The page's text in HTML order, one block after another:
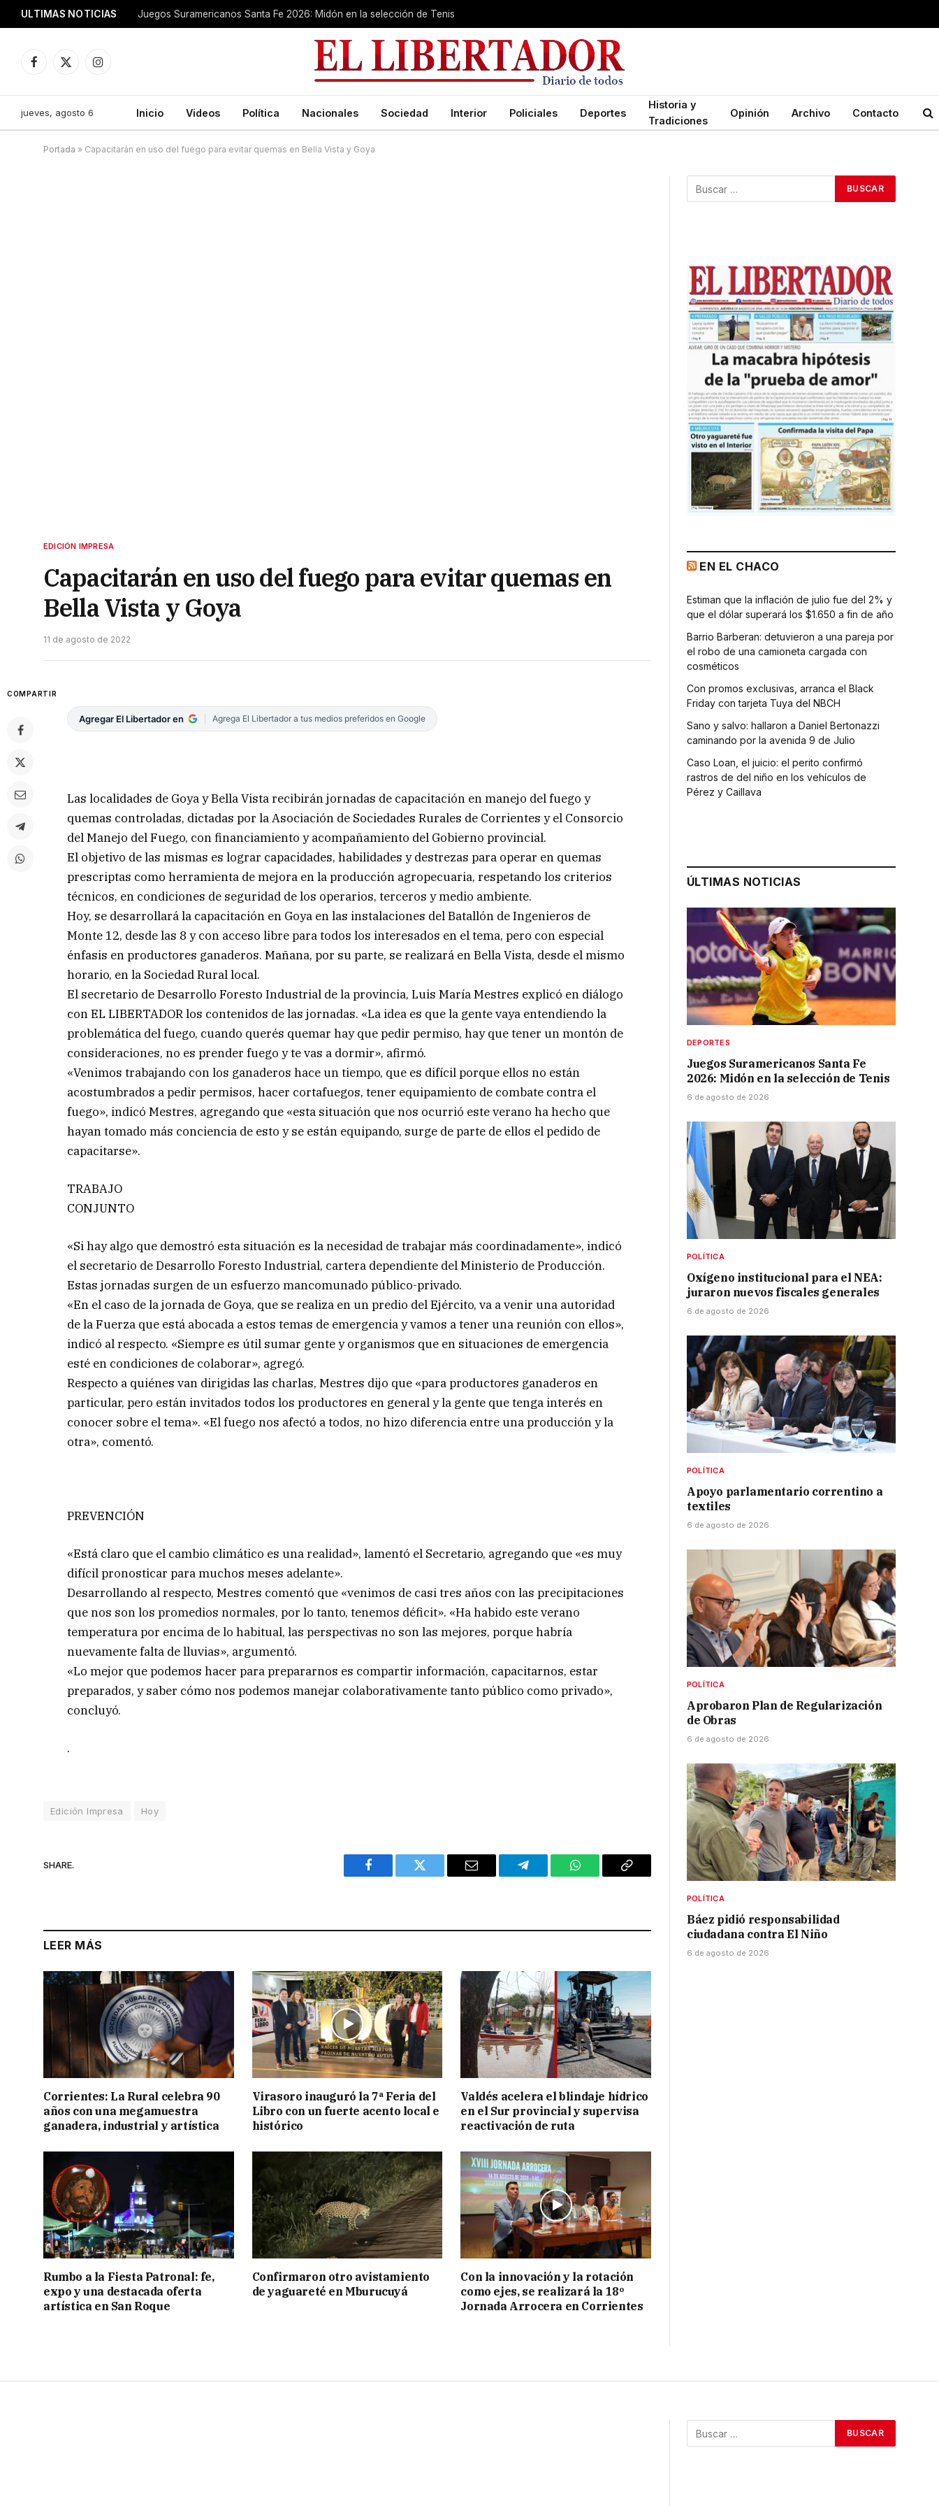
ULTIMAS NOTICIAS Juegos Suramericanos Santa Fe 2026: Midón en la selección de Tenis
Facebook
X
Instagram
jueves, agosto 6 Inicio Videos Política Nacionales Sociedad Interior Policiales Deportes
Historia y
Tradiciones
Opinión Archivo Contacto
Portada » Capacitarán en uso del fuego para evitar quemas en Bella Vista y Goya
EDICIÓN IMPRESA
Capacitarán en uso del fuego para evitar quemas en
Bella Vista y Goya
11 de agosto de 2022
COMPARTIR
Agregar El Libertador en Agrega El Libertador a tus medios preferidos en Google
Las localidades de Goya y Bella Vista recibirán jornadas de capacitación en manejo del fuego y
quemas controladas, dictadas por la Asociación de Sociedades Rurales de Corrientes y el Consorcio
del Manejo del Fuego, con financiamiento y acompañamiento del Gobierno provincial.
El objetivo de las mismas es lograr capacidades, habilidades y destrezas para operar en quemas
prescriptas como herramienta de mejora en la producción agropecuaria, respetando los criterios
técnicos, en condiciones de seguridad de los operarios, terceros y medio ambiente.
Hoy, se desarrollará la capacitación en Goya en las instalaciones del Batallón de Ingenieros de
Monte 12, desde las 8 y con acceso libre para todos los interesados en el tema, pero con especial
énfasis en productores ganaderos. Mañana, por su parte, se realizará en Bella Vista, desde el mismo
horario, en la Sociedad Rural local.
El secretario de Desarrollo Foresto Industrial de la provincia, Luis María Mestres explicó en diálogo
con EL LIBERTADOR los contenidos de las jornadas. «La idea es que la gente vaya entendiendo la
problemática del fuego, cuando querés quemar hay que pedir permiso, hay que tener un montón de
consideraciones, no es prender fuego y te vas a dormir», afirmó.
«Venimos trabajando con los ganaderos hace un tiempo, que es difícil porque ellos no están
acostumbrados a pedir permisos, hacer cortafuegos, tener equipamiento de combate contra el
fuego», indicó Mestres, agregando que «esta situación que nos ocurrió este verano ha hecho que
hayan tomado más conciencia de esto y se están equipando, surge de parte de ellos el pedido de
capacitarse».
TRABAJO
CONJUNTO
«Si hay algo que demostró esta situación es la necesidad de trabajar más coordinadamente», indicó
el secretario de Desarrollo Foresto Industrial, cartera dependiente del Ministerio de Producción.
Estas jornadas surgen de un esfuerzo mancomunado público-privado.
«En el caso de la jornada de Goya, que se realiza en un predio del Ejército, va a venir una autoridad
de la Fuerza que está abocada a estos temas de emergencia y vamos a tener una reunión con ellos»,
indicó al respecto. «Siempre es útil sumar gente y organismos que en situaciones de emergencia
esté en condiciones de colaborar», agregó.
Respecto a quiénes van dirigidas las charlas, Mestres dijo que «para productores ganaderos en
particular, pero están invitados todos los productores en general y la gente que tenga interés en
conocer sobre el tema». «El fuego nos afectó a todos, no hizo diferencia entre una producción y la
otra», comentó.
PREVENCIÓN
«Está claro que el cambio climático es una realidad», lamentó el Secretario, agregando que «es muy
difícil pronosticar para muchos meses adelante».
Desarrollando al respecto, Mestres comentó que «venimos de casi tres años con las precipitaciones
que nos son los promedios normales, por lo tanto, tenemos déficit». «Ha habido este verano
temperatura por encima de lo habitual, las perspectivas no son las mejores, porque habría
nuevamente falta de lluvias», argumentó.
«Lo mejor que podemos hacer para prepararnos es compartir información, capacitarnos, estar
preparados, y saber cómo nos podemos manejar colaborativamente tanto público como privado»,
concluyó.
.
Edición Impresa Hoy
SHARE.
Facebook Twitter Email Telegram WhatsAppCopy
LEER MÁS
Corrientes: La Rural celebra 90
años con una megamuestra
ganadera, industrial y artística
Virasoro inauguró la 7ª Feria del
Libro con un fuerte acento local e
histórico
Valdés acelera el blindaje hídrico
en el Sur provincial y supervisa
reactivación de ruta
Rumbo a la Fiesta Patronal: fe,
expo y una destacada oferta
artística en San Roque
Confirmaron otro avistamiento
de yaguareté en Mburucuyá
Con la innovación y la rotación
como ejes, se realizará la 18º
Jornada Arrocera en Corrientes
EN EL CHACO
Estiman que la inflación de julio fue del 2% y
que el dólar superará los $1.650 a fin de año
Barrio Barberan: detuvieron a una pareja por
el robo de una camioneta cargada con
cosméticos
Con promos exclusivas, arranca el Black
Friday con tarjeta Tuya del NBCH
Sano y salvo: hallaron a Daniel Bertonazzi
caminando por la avenida 9 de Julio
Caso Loan, el juicio: el perito confirmó
rastros de del niño en los vehículos de
Pérez y Caillava
ÚLTIMAS NOTICIAS
DEPORTES
Juegos Suramericanos Santa Fe
2026: Midón en la selección de Tenis
6 de agosto de 2026
POLÍTICA
Oxígeno institucional para el NEA:
juraron nuevos fiscales generales
6 de agosto de 2026
POLÍTICA
Apoyo parlamentario correntino a
textiles
6 de agosto de 2026
POLÍTICA
Aprobaron Plan de Regularización
de Obras
6 de agosto de 2026
POLÍTICA
Báez pidió responsabilidad
ciudadana contra El Niño
6 de agosto de 2026